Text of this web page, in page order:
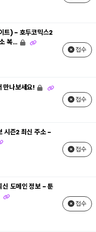
트) - 호두코믹스2
복…
접수
만나보세요!
접수
시즌2 최신 주소 -
접수
신 도메인 정보 - 툰
접수